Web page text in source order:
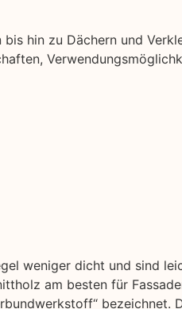
hin zu Dächern und
weniger dicht und sind
am besten für
bezeichnet.